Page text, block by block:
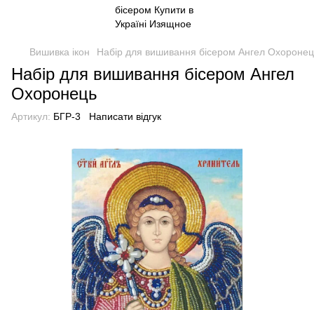
Вишивка ікон Набір для вишивання бісером Ангел
Набір для вишивання бісером Ангел
Охоронець
Артикул: БГР-3 Написати відгук